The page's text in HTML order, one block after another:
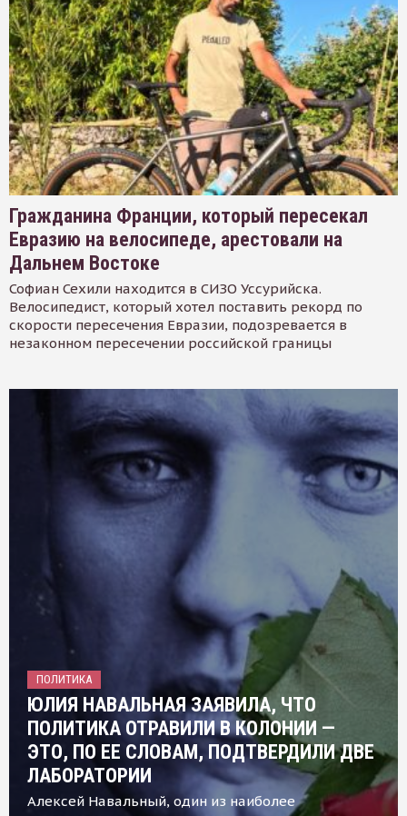
Гражданина Франции, который пересекал
Евразию на велосипеде, арестовали на
Дальнем Востоке
Софиан Сехили находится в СИЗО Уссурийска.
Велосипедист, который хотел поставить рекорд по
скорости пересечения Евразии, подозревается в
незаконном пересечении российской границы
ПОЛИТИКА
ЮЛИЯ НАВАЛЬНАЯ ЗАЯВИЛА, ЧТО
ПОЛИТИКА ОТРАВИЛИ В КОЛОНИИ —
ЭТО, ПО ЕЕ СЛОВАМ, ПОДТВЕРДИЛИ ДВЕ
ЛАБОРАТОРИИ
Алексей Навальный, один из наиболее